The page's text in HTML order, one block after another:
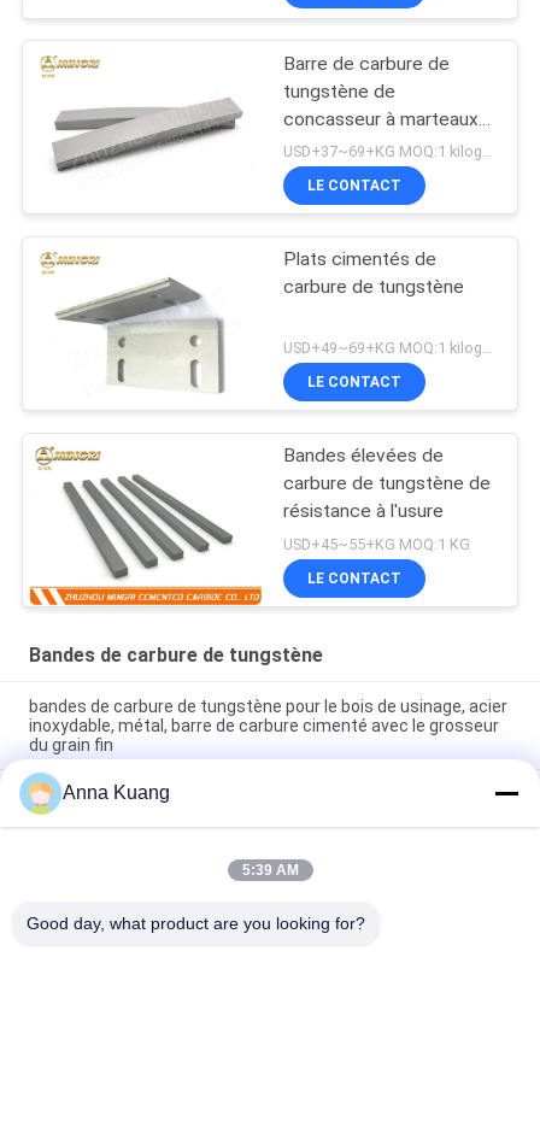
Barre de carbure de
tungstène de
concasseur à marteaux
de VSI
USD+37~69+KG MOQ:1 kilogramme
LE CONTACT
Plats cimentés de
carbure de tungstène
USD+49~69+KG MOQ:1 kilogramme
LE CONTACT
Bandes élevées de
carbure de tungstène de
résistance à l'usure
USD+45~55+KG MOQ:1 KG
LE CONTACT
Bandes de carbure de tungstène
bandes de carbure de tungstène pour le bois de usinage, acier
inoxydable, métal, barre de carbure cimenté avec le grosseur
du grain fin
Le carbure de tungstène d'OEM dépouille des barres pour que
la fonte de usinage soit les outils de coupe pointus de haut
toughtness du couteau K30 de carbure
Le carbure de tungstène dépouille des couteaux pour
Anna Kuang
5:39 AM
Good day, what product are you looking for?